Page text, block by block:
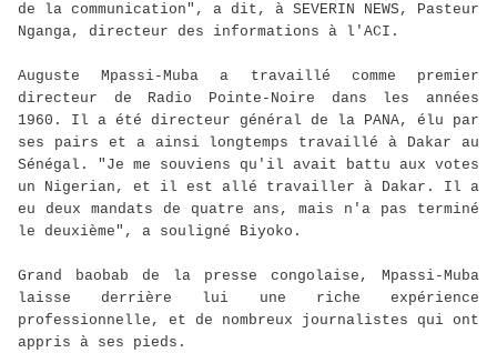
de la communication", a dit, à SEVERIN NEWS, Pasteur
Nganga, directeur des informations à l'ACI.
Auguste Mpassi-Muba a travaillé comme premier
directeur de Radio Pointe-Noire dans les années
1960. Il a été directeur général de la PANA, élu par
ses pairs et a ainsi longtemps travaillé à Dakar au
Sénégal. "Je me souviens qu'il avait battu aux votes
un Nigerian, et il est allé travailler à Dakar. Il a
eu deux mandats de quatre ans, mais n'a pas terminé
le deuxième", a souligné Biyoko.
Grand baobab de la presse congolaise, Mpassi-Muba
laisse derrière lui une riche expérience
professionnelle, et de nombreux journalistes qui ont
appris à ses pieds.